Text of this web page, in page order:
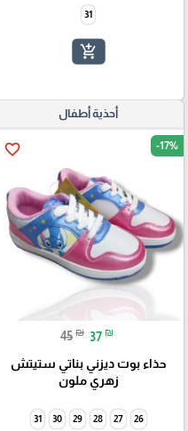
31
add_shopping_cart
أحذية أطفال
favorite_border -17%
45 ₪ 37 ₪
حذاء بوت ديزني بناتي ستيتش
زهري ملون
26
27
28
29
30
31